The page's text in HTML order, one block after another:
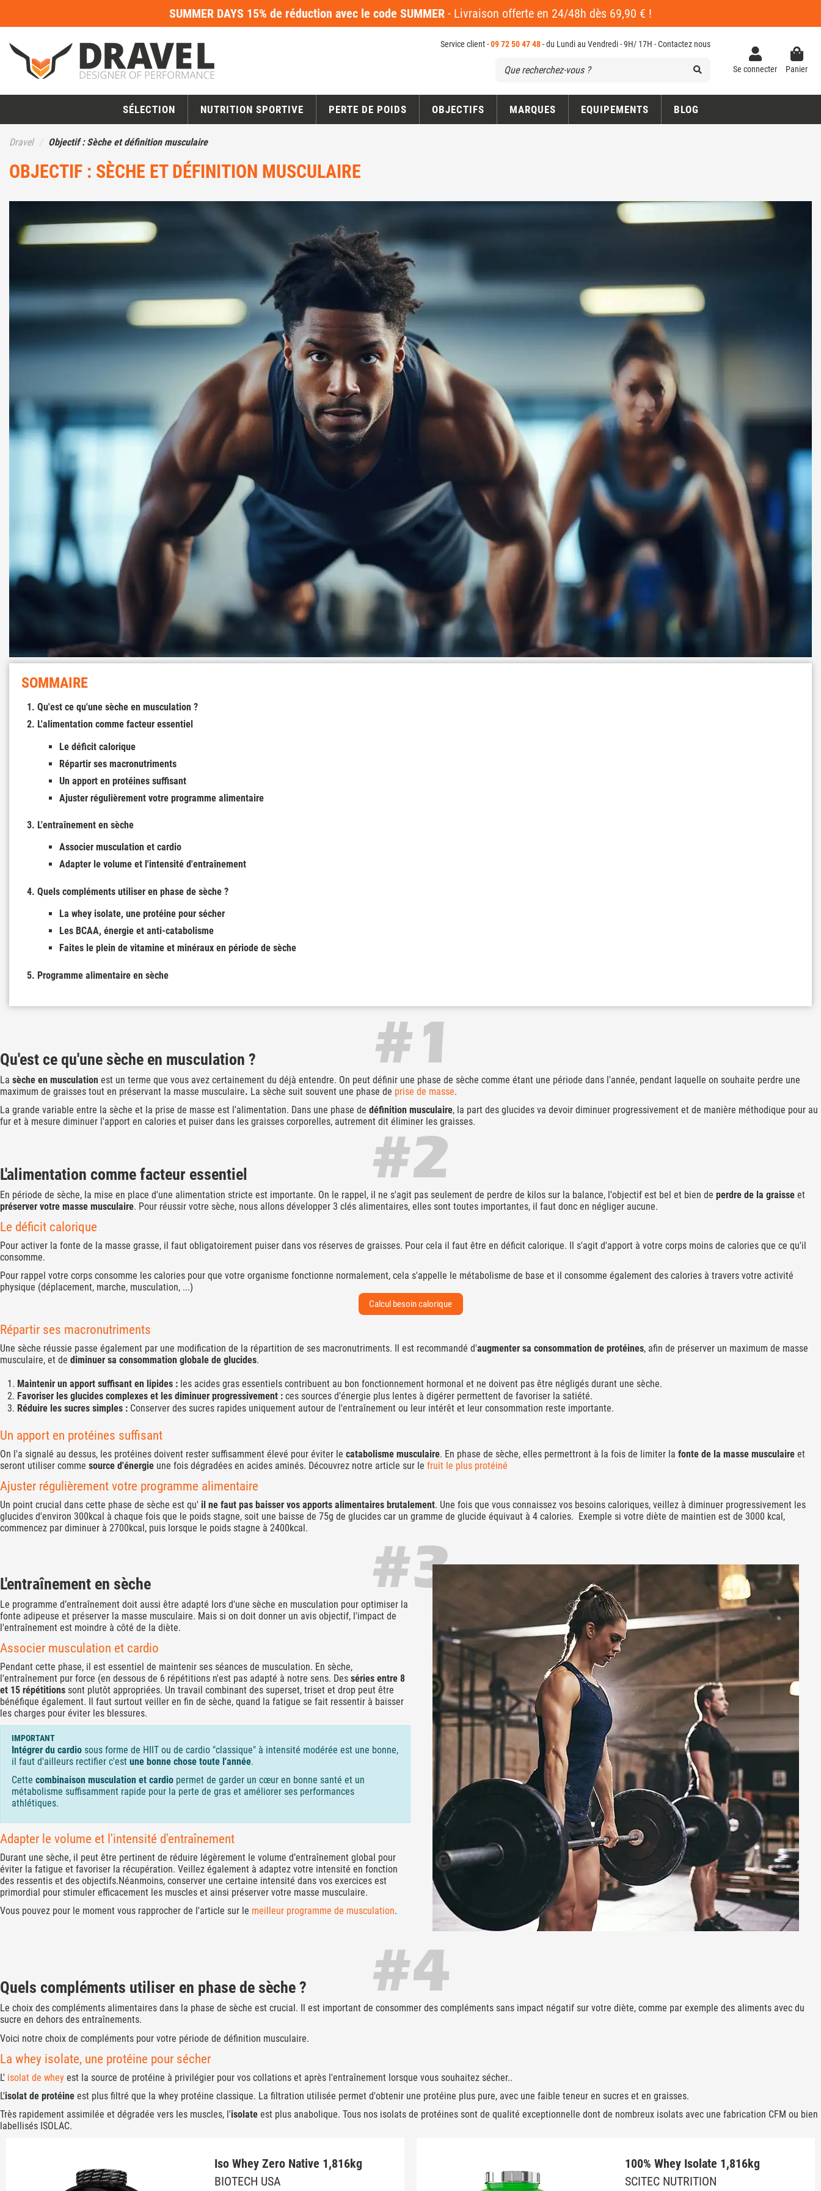
SUMMER DAYS 15% de réduction avec le code SUMMER - Livraison offerte en 24/48h dès 69,90 € !
Service client -09 72 50 47 48- du Lundi au Vendredi - 9H/ 17H -Contactez nous
Se connecter Panier
SÉLECTION NUTRITION SPORTIVE PERTE DE POIDS OBJECTIFS MARQUES EQUIPEMENTS BLOG
Dravel Objectif : Sèche et définition musculaire
OBJECTIF : SÈCHE ET DÉFINITION MUSCULAIRE
SOMMAIRE
Qu'est ce qu'une sèche en musculation ?
L'alimentation comme facteur essentiel
Le déficit calorique
Répartir ses macronutriments
Un apport en protéines suffisant
Ajuster régulièrement votre programme alimentaire
L'entraînement en sèche
Associer musculation et cardio
Adapter le volume et l'intensité d'entraînement
Quels compléments utiliser en phase de sèche ?
La whey isolate, une protéine pour sécher
Les BCAA, énergie et anti-catabolisme
Faites le plein de vitamine et minéraux en période de sèche
Programme alimentaire en sèche
Qu'est ce qu'une sèche en musculation ?
La sèche en musculation est un terme que vous avez certainement du déjà entendre. On peut définir une phase de sèche comme étant une période dans l'année, pendant laquelle on souhaite perdre une
maximum de graisses tout en préservant la masse musculaire. La sèche suit souvent une phase de prise de masse.
La grande variable entre la sèche et la prise de masse est l'alimentation. Dans une phase de définition musculaire, la part des glucides va devoir diminuer progressivement et de manière méthodique pour au
fur et à mesure diminuer l'apport en calories et puiser dans les graisses corporelles, autrement dit éliminer les graisses.
L'alimentation comme facteur essentiel
En période de sèche, la mise en place d'une alimentation stricte est importante. On le rappel, il ne s'agit pas seulement de perdre de kilos sur la balance, l'objectif est bel et bien de perdre de la graisse et
préserver votre masse musculaire. Pour réussir votre sèche, nous allons développer 3 clés alimentaires, elles sont toutes importantes, il faut donc en négliger aucune.
Le déficit calorique
Pour activer la fonte de la masse grasse, il faut obligatoirement puiser dans vos réserves de graisses. Pour cela il faut être en déficit calorique. Il s'agit d'apport à votre corps moins de calories que ce qu'il
consomme.
Pour rappel votre corps consomme les calories pour que votre organisme fonctionne normalement, cela s'appelle le métabolisme de base et il consomme également des calories à travers votre activité
physique (déplacement, marche, musculation, ...)
Calcul besoin calorique
Répartir ses macronutriments
Une sèche réussie passe également par une modification de la répartition de ses macronutriments. Il est recommandé d'augmenter sa consommation de protéines, afin de préserver un maximum de masse
musculaire, et de diminuer sa consommation globale de glucides.
Maintenir un apport suffisant en lipides : les acides gras essentiels contribuent au bon fonctionnement hormonal et ne doivent pas être négligés durant une sèche.
Favoriser les glucides complexes et les diminuer progressivement : ces sources d'énergie plus lentes à digérer permettent de favoriser la satiété.
Réduire les sucres simples : Conserver des sucres rapides uniquement autour de l'entraînement ou leur intérêt et leur consommation reste importante.
Un apport en protéines suffisant
On l'a signalé au dessus, les protéines doivent rester suffisamment élevé pour éviter le catabolisme musculaire. En phase de sèche, elles permettront à la fois de limiter la fonte de la masse musculaire et
seront utiliser comme source d'énergie une fois dégradées en acides aminés. Découvrez notre article sur le fruit le plus protéiné
Ajuster régulièrement votre programme alimentaire
Un point crucial dans cette phase de sèche est qu' il ne faut pas baisser vos apports alimentaires brutalement. Une fois que vous connaissez vos besoins caloriques, veillez à diminuer progressivement les
glucides d'environ 300kcal à chaque fois que le poids stagne, soit une baisse de 75g de glucides car un gramme de glucide équivaut à 4 calories. Exemple si votre diète de maintien est de 3000 kcal,
commencez par diminuer à 2700kcal, puis lorsque le poids stagne à 2400kcal.
L'entraînement en sèche
Le programme d’entraînement doit aussi être adapté lors d'une sèche en musculation pour optimiser la
fonte adipeuse et préserver la masse musculaire. Mais si on doit donner un avis objectif, l'impact de
l'entraînement est moindre à côté de la diète.
Associer musculation et cardio
Pendant cette phase, il est essentiel de maintenir ses séances de musculation. En sèche,
l'entraînement pur force (en dessous de 6 répétitions n'est pas adapté à notre sens. Des séries entre 8
et 15 répétitions sont plutôt appropriées. Un travail combinant des superset, triset et drop peut être
bénéfique également. Il faut surtout veiller en fin de sèche, quand la fatigue se fait ressentir à baisser
les charges pour éviter les blessures.
IMPORTANT
Intégrer du cardiosous forme de HIIT ou de cardio "classique" à intensité modérée est une bonne,
il faut d'ailleurs rectifier c'est une bonne chose toute l'année.
Cette combinaison musculation et cardiopermet de garder un cœur en bonne santé et un
métabolisme suffisamment rapide pour la perte de gras et améliorer ses performances
athlétiques.
Adapter le volume et l'intensité d'entraînement
Durant une sèche, il peut être pertinent de réduire légèrement le volume d’entraînement global pour
éviter la fatigue et favoriser la récupération. Veillez également à adaptez votre intensité en fonction
des ressentis et des objectifs.Néanmoins, conserver une certaine intensité dans vos exercices est
primordial pour stimuler efficacement les muscles et ainsi préserver votre masse musculaire.
Vous pouvez pour le moment vous rapprocher de l'article sur le meilleur programme de musculation.
Quels compléments utiliser en phase de sèche ?
Le choix des compléments alimentaires dans la phase de sèche est crucial. Il est important de consommer des compléments sans impact négatif sur votre diète, comme par exemple des aliments avec du
sucre en dehors des entraînements.
Voici notre choix de compléments pour votre période de définition musculaire.
La whey isolate, une protéine pour sécher
L' isolat de whey est la source de protéine à privilégier pour vos collations et après l'entraînement lorsque vous souhaitez sécher..
L'isolat de protéine est plus filtré que la whey protéine classique. La filtration utilisée permet d'obtenir une protéine plus pure, avec une faible teneur en sucres et en graisses.
Très rapidement assimilée et dégradée vers les muscles, l'isolate est plus anabolique. Tous nos isolats de protéines sont de qualité exceptionnelle dont de nombreux isolats avec une fabrication CFM ou bien
labellisés ISOLAC.
Iso Whey Zero Native 1,816kg
BIOTECH USA
100% Whey Isolate 1,816kg
SCITEC NUTRITION